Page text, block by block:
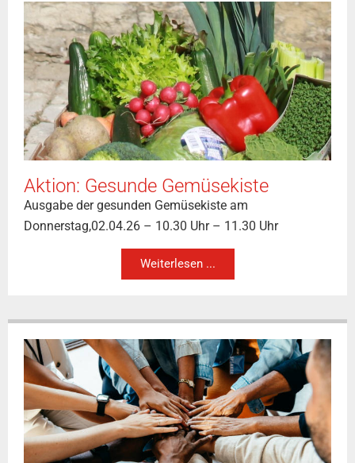
Aktion: Gesunde Gemüsekiste
Ausgabe der gesunden Gemüsekiste am
Donnerstag,02.04.26 – 10.30 Uhr – 11.30 Uhr
Weiterlesen ...